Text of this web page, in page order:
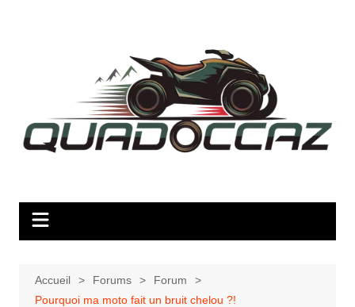
Accueil Forums
Forum
Pourquoi ma moto fait un bruit chelou ?!